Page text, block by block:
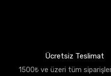
Ücretsiz Teslimat
1500₺ ve üzeri tüm